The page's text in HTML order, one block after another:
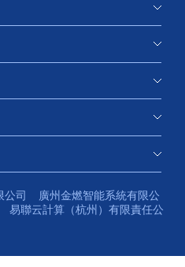
公司
廣州金燃智能系統有限公
易聯云計算（杭州）有限責任公